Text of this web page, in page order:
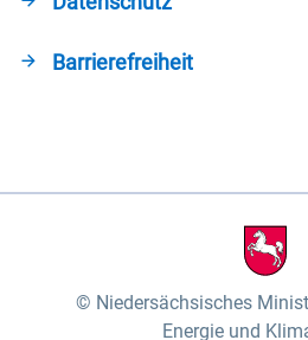
Barrierefreiheit
Niedersächsisches
Energie und